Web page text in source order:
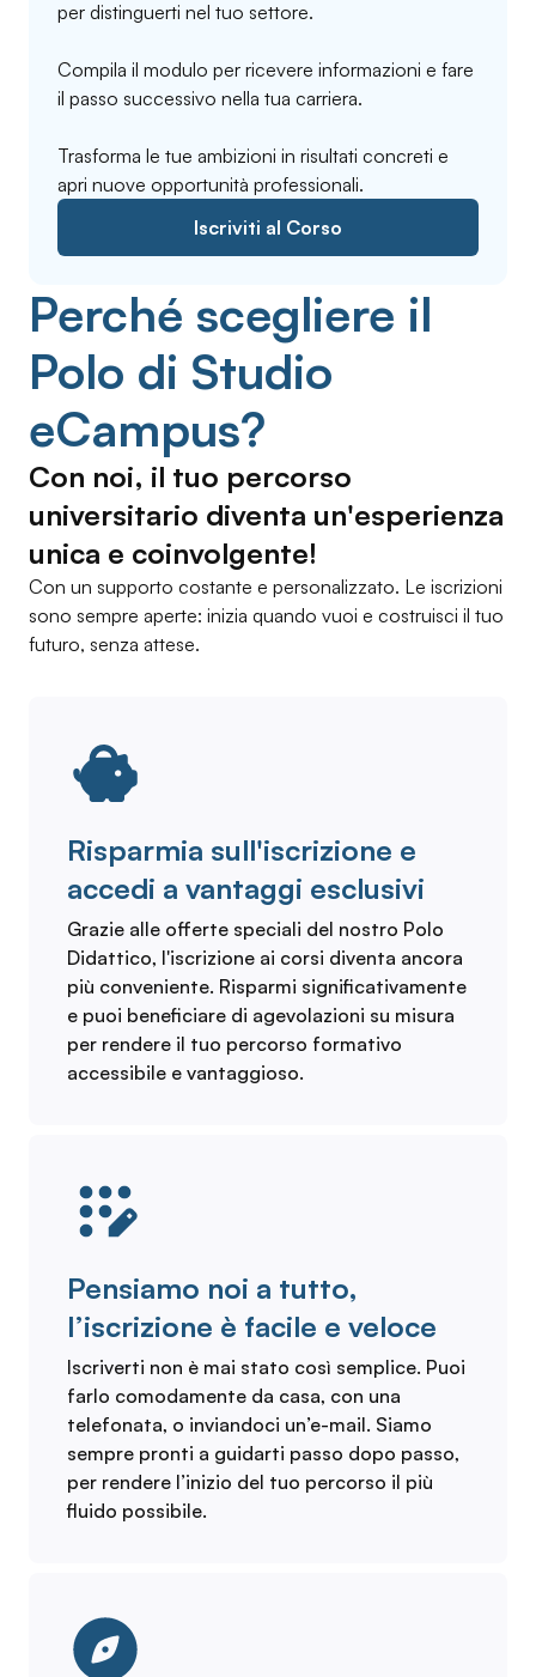
per distinguerti nel tuo settore.
Compila il modulo per ricevere informazioni e fare
il passo successivo nella tua carriera.
Trasforma le tue ambizioni in risultati concreti e
apri nuove opportunità professionali.
Iscriviti al Corso
Perché scegliere il
Polo di Studio
eCampus?
Con noi, il tuo percorso
universitario diventa un'esperienza
unica e coinvolgente!
Con un supporto costante e personalizzato. Le iscrizioni
sono sempre aperte: inizia quando vuoi e costruisci il tuo
futuro, senza attese.
Risparmia sull'iscrizione e
accedi a vantaggi esclusivi
Grazie alle offerte speciali del nostro Polo
Didattico, l'iscrizione ai corsi diventa ancora
più conveniente. Risparmi significativamente
e puoi beneficiare di agevolazioni su misura
per rendere il tuo percorso formativo
accessibile e vantaggioso.
Pensiamo noi a tutto,
l’iscrizione è facile e veloce
Iscriverti non è mai stato così semplice. Puoi
farlo comodamente da casa, con una
telefonata, o inviandoci un’e-mail. Siamo
sempre pronti a guidarti passo dopo passo,
per rendere l’inizio del tuo percorso il più
fluido possibile.